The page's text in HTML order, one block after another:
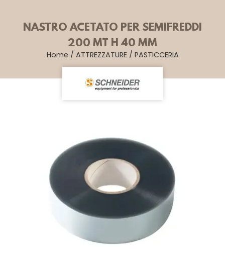
NASTRO ACETATO PER SEMIFREDDI
200 MT H 40 MM
Home / ATTREZZATURE/ PASTICCERIA